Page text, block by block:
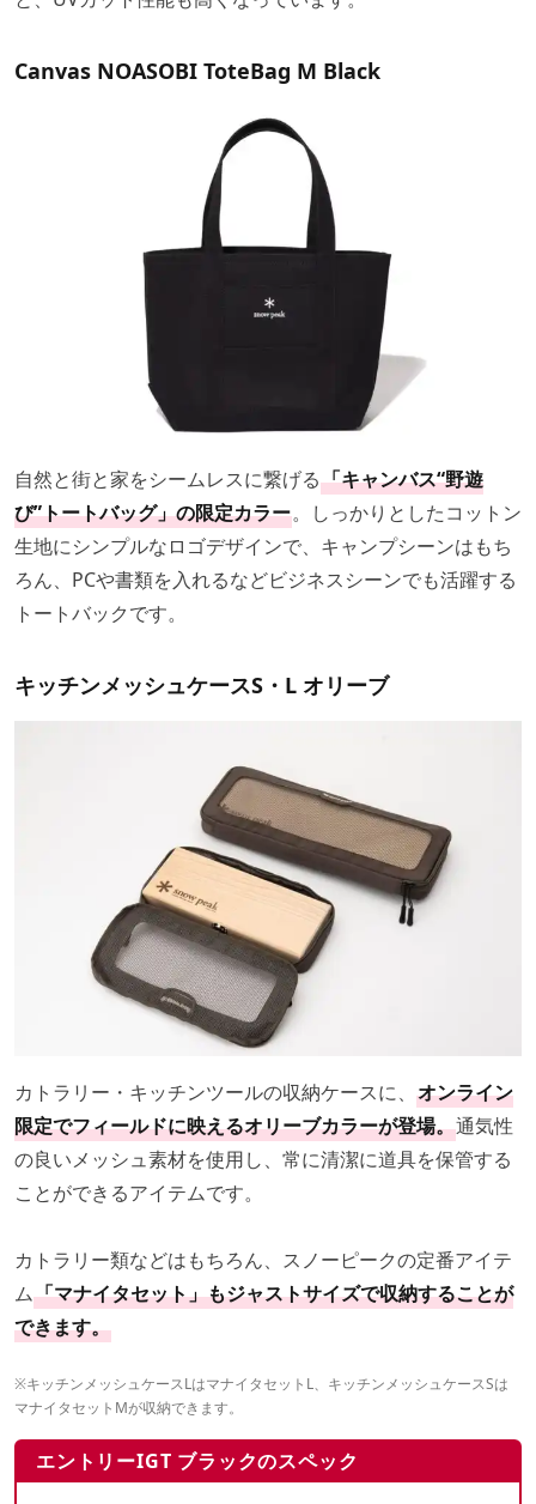
Canvas NOASOBI ToteBag M Black
自然と街と家をシームレスに繋げる「キャンバス“野遊
び”トートバッグ」の限定カラー。しっかりとしたコットン
生地にシンプルなロゴデザインで、キャンプシーンはもち
ろん、PCや書類を入れるなどビジネスシーンでも活躍する
トートバックです。
キッチンメッシュケースS・L オリーブ
カトラリー・キッチンツールの収納ケースに、 オンライン
限定でフィールドに映えるオリーブカラーが登場。通気性
の良いメッシュ素材を使用し、常に清潔に道具を保管する
ことができるアイテムです。
カトラリー類などはもちろん、スノーピークの定番アイテ
ム「マナイタセット」もジャストサイズで収納することが
できます。
※キッチンメッシュケースLはマナイタセットL、キッチンメッシュケースSは
マナイタセットMが収納できます。
エントリーIGT ブラックのスペック